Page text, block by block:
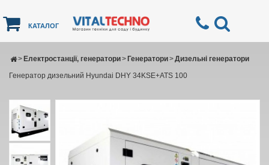
КАТАЛОГ
Електростанції, генератори
> Генератори
> Дизельні генератори
>
Генератор дизельний Hyundai DHY 34KSE+ATS 100